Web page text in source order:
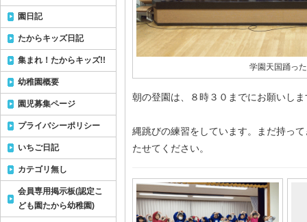
学園天国踊った
朝の登園は、８時３０までにお願いしま
縄跳びの練習をしています。まだ持っ
たせてください。
園日記
たからキッズ日記
集まれ！たからキッズ!!
幼稚園概要
園児募集ページ
プライバシーポリシー
いちご日記
カテゴリ無し
会員専用掲示板(認定こ
ども園たから幼稚園)